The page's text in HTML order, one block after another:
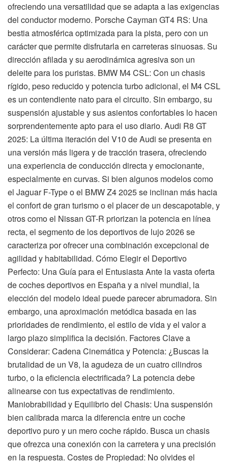
ofreciendo una versatilidad que se adapta a las exigencias
del conductor moderno. Porsche Cayman GT4 RS: Una
bestia atmosférica optimizada para la pista, pero con un
carácter que permite disfrutarla en carreteras sinuosas. Su
dirección afilada y su aerodinámica agresiva son un
deleite para los puristas. BMW M4 CSL: Con un chasis
rígido, peso reducido y potencia turbo adicional, el M4 CSL
es un contendiente nato para el circuito. Sin embargo, su
suspensión ajustable y sus asientos confortables lo hacen
sorprendentemente apto para el uso diario. Audi R8 GT
2025: La última iteración del V10 de Audi se presenta en
una versión más ligera y de tracción trasera, ofreciendo
una experiencia de conducción directa y emocionante,
especialmente en curvas. Si bien algunos modelos como
el Jaguar F-Type o el BMW Z4 2025 se inclinan más hacia
el confort de gran turismo o el placer de un descapotable, y
otros como el Nissan GT-R priorizan la potencia en línea
recta, el segmento de los deportivos de lujo 2026 se
caracteriza por ofrecer una combinación excepcional de
agilidad y habitabilidad. Cómo Elegir el Deportivo
Perfecto: Una Guía para el Entusiasta Ante la vasta oferta
de coches deportivos en España y a nivel mundial, la
elección del modelo ideal puede parecer abrumadora. Sin
embargo, una aproximación metódica basada en las
prioridades de rendimiento, el estilo de vida y el valor a
largo plazo simplifica la decisión. Factores Clave a
Considerar: Cadena Cinemática y Potencia: ¿Buscas la
brutalidad de un V8, la agudeza de un cuatro cilindros
turbo, o la eficiencia electrificada? La potencia debe
alinearse con tus expectativas de rendimiento.
Maniobrabilidad y Equilibrio del Chasis: Una suspensión
bien calibrada marca la diferencia entre un coche
deportivo puro y un mero coche rápido. Busca un chasis
que ofrezca una conexión con la carretera y una precisión
en la respuesta. Costes de Propiedad: No olvides el